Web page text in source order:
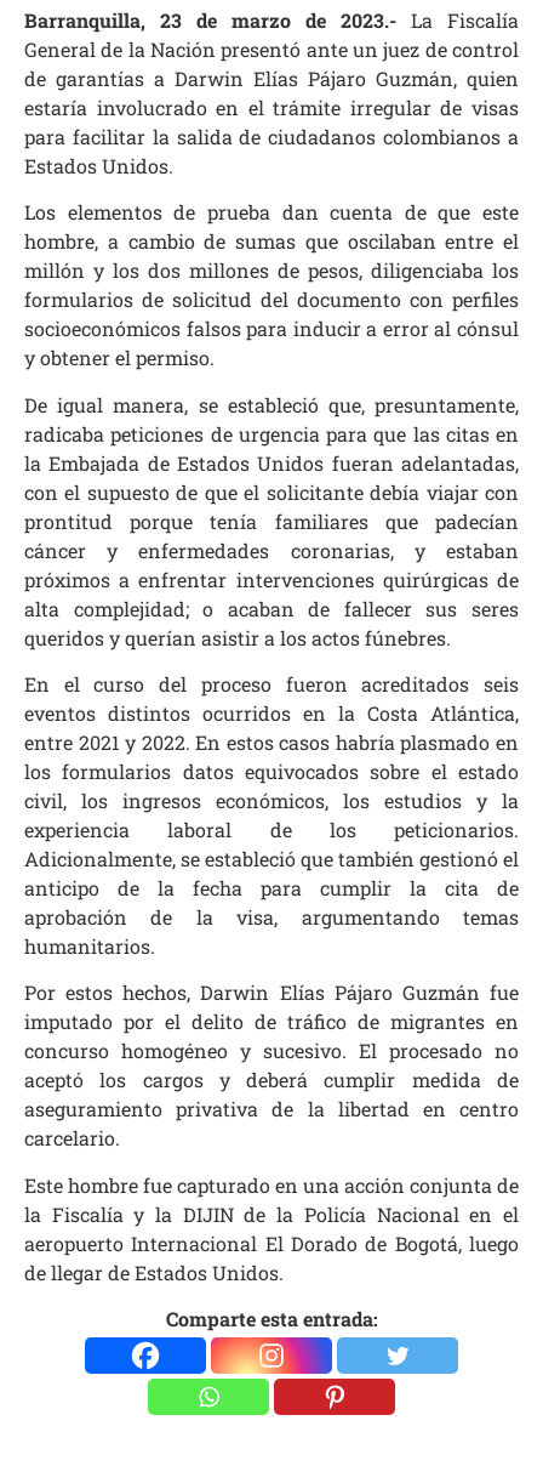
Barranquilla, 23 de marzo de 2023.- La Fiscalía
General de la Nación presentó ante un juez de control
de garantías a Darwin Elías Pájaro Guzmán, quien
estaría involucrado en el trámite irregular de visas
para facilitar la salida de ciudadanos colombianos a
Estados Unidos.
Los elementos de prueba dan cuenta de que este
hombre, a cambio de sumas que oscilaban entre el
millón y los dos millones de pesos, diligenciaba los
formularios de solicitud del documento con perfiles
socioeconómicos falsos para inducir a error al cónsul
y obtener el permiso.
De igual manera, se estableció que, presuntamente,
radicaba peticiones de urgencia para que las citas en
la Embajada de Estados Unidos fueran adelantadas,
con el supuesto de que el solicitante debía viajar con
prontitud porque tenía familiares que padecían
cáncer y enfermedades coronarias, y estaban
próximos a enfrentar intervenciones quirúrgicas de
alta complejidad; o acaban de fallecer sus seres
queridos y querían asistir a los actos fúnebres.
En el curso del proceso fueron acreditados seis
eventos distintos ocurridos en la Costa Atlántica,
entre 2021 y 2022. En estos casos habría plasmado en
los formularios datos equivocados sobre el estado
civil, los ingresos económicos, los estudios y la
experiencia laboral de los peticionarios.
Adicionalmente, se estableció que también gestionó el
anticipo de la fecha para cumplir la cita de
aprobación de la visa, argumentando temas
humanitarios.
Por estos hechos, Darwin Elías Pájaro Guzmán fue
imputado por el delito de tráfico de migrantes en
concurso homogéneo y sucesivo. El procesado no
aceptó los cargos y deberá cumplir medida de
aseguramiento privativa de la libertad en centro
carcelario.
Este hombre fue capturado en una acción conjunta de
la Fiscalía y la DIJIN de la Policía Nacional en el
aeropuerto Internacional El Dorado de Bogotá, luego
de llegar de Estados Unidos.
Comparte esta entrada: